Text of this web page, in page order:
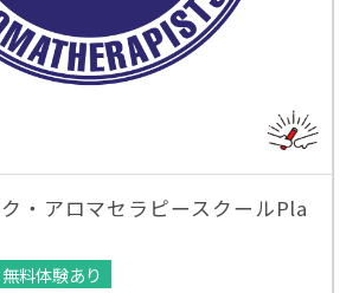
・アロマセラピースクールPla
無料体験あり